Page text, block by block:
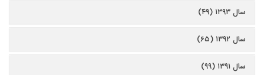
سال ۱۳۹۳ (۴۹)
سال ۱۳۹۲ (۶۵)
سال ۱۳۹۱ (۹۹)